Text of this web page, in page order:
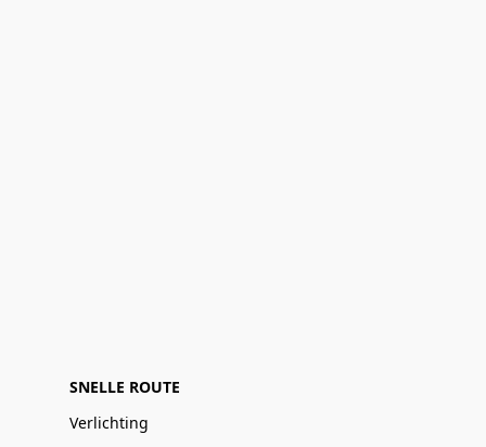
SNELLE ROUTE
Verlichting